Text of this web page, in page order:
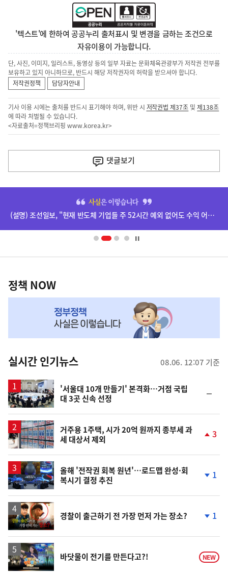
'텍스트'에 한하여 공공누리 출처표시 및 변경을 금하는 조건으로
자유이용이 가능합니다.
단, 사진, 이미지, 일러스트, 동영상 등의 일부 자료는 문화체육관광부가 저작권 전부를
보유하고 있지 아니하므로, 반드시 해당 저작권자의 허락을 받으셔야 합니다.
저작권정책
담당자안내
기사 이용 시에는 출처를 반드시 표기해야 하며, 위반 시 저작권법 제37조 및제138조
에 따라 처벌될 수 있습니다.
<자료출처=정책브리핑 www.korea.kr>
다
음
기
사
댓글보기
영
(설명) 조선일보, "현재 반도체 기업들 주 52시간 예외 없어도 수익 어마어마하더라" 기사 등 관련
책
NOW,
뉴
스
정책 NOW
실시간 인기뉴스 08.06. 12:07 기준
'서울대 10개 만들기' 본격화…거점 국립
대 3곳 신속 선정
일
거주용 1주택, 시가 20억 원까지 종부세 과
세 대상서 제외
3
올해 '전작권 회복 원년'…로드맵 완성·회
복시기 결정 추진
1
영
상
경찰이 출근하기 전 가장 먼저 가는 장소?
락
1
영
상
바닷물이 전기를 만든다고?! NEW